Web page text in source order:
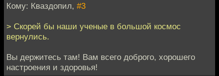
Кому: Кваздопил, #3
> Скорей бы наши ученые в большой космос
вернулись.
Вы держитесь там! Вам всего доброго, хорошего
настроения и здоровья!